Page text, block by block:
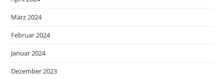
März 2024
Februar 2024
Januar 2024
Dezember 2023